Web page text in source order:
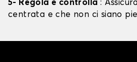
5- Regola e controlla :
centrata e che non ci siano